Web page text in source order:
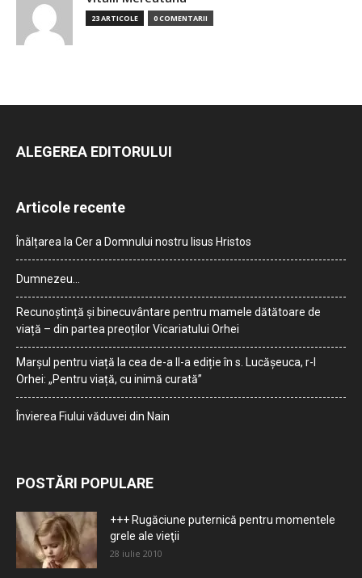
23 ARTICOLE 0 COMENTARII
ALEGEREA EDITORULUI
Articole recente
Înălțarea la Cer a Domnului nostru Iisus Hristos
Dumnezeu…
Recunoștință și binecuvântare pentru mamele dătătoare de
viață – din partea preoților Vicariatului Orhei
Marșul pentru viață la cea de-a II-a ediție în s. Lucășeuca, r-l
Orhei: „Pentru viață, cu inimă curată”
Învierea Fiului văduvei din Nain
POSTĂRI POPULARE
+++ Rugăciune puternică pentru momentele
grele ale vieţii
28 iulie 2010